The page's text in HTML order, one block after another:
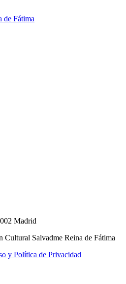
Madrid
Salvadme Reina de Fátima
y Política de Privacidad